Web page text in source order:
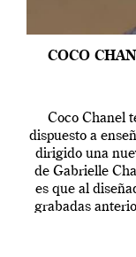
COCO
Coco Chanel
dispuesto a
dirigido una
de Gabrielle
es que al
grabadas